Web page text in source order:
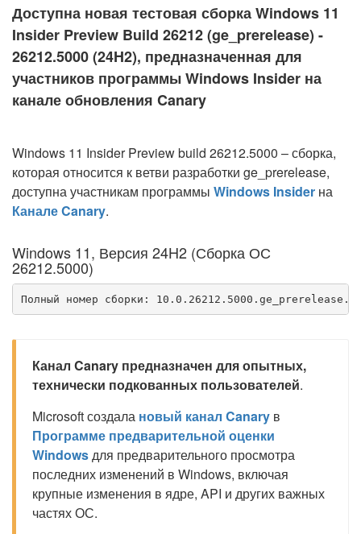
Доступна новая тестовая сборка Windows 11
Insider Preview Build 26212 (ge_prerelease) -
26212.5000 (24H2), предназначенная для
участников программы Windows Insider на
канале обновления Canary
Windows 11 Insider Preview build 26212.5000 – сборка,
которая относится к ветви разработки ge_prerelease,
доступна участникам программы Windows Insider на
Канале Canary.
Windows 11, Версия 24H2 (Сборка ОС
26212.5000)
Полный номер сборки:
Канал Canary предназначен для опытных,
технически подкованных пользователей.
Microsoft создала новый канал Canary в
Программе предварительной оценки
Windowsдля предварительного просмотра
последних изменений в Windows, включая
крупные изменения в ядре, API и других важных
частях ОС.